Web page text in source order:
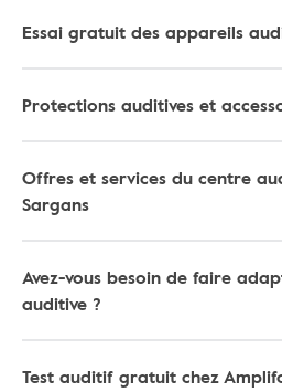
Essai gratuit des appareils
Protections auditives et
Offres et services du centre
Sargans
Avez-vous besoin de faire
auditive ?
Test auditif gratuit chez